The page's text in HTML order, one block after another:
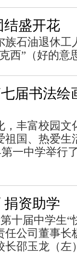
结盛开花
族石油退休工
西”（好的意
届书法绘
，丰富校园文
国、热爱生
一中学举行
捐资助学
十届中学生“
公司董事长
长邵玉龙（左